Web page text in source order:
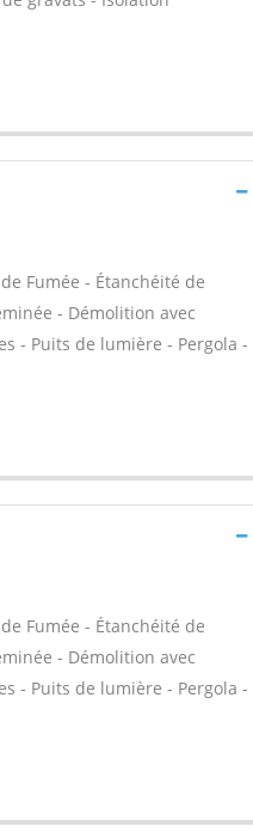
Fumée - Étanchéité de
- Démolition avec
- Puits de lumière - Pergola -
Fumée - Étanchéité de
- Démolition avec
- Puits de lumière - Pergola -